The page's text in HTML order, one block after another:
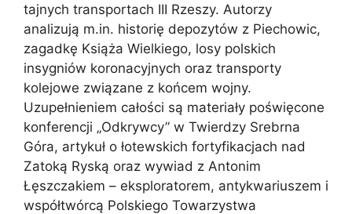
tajnych transportach III Rzeszy. Autorzy
analizują m.in. historię depozytów z Piechowic,
zagadkę Książa Wielkiego, losy polskich
insygniów koronacyjnych oraz transporty
kolejowe związane z końcem wojny.
Uzupełnieniem całości są materiały poświęcone
konferencji „Odkrywcy” w Twierdzy Srebrna
Góra, artykuł o łotewskich fortyfikacjach nad
Zatoką Ryską oraz wywiad z Antonim
Łęszczakiem – eksploratorem, antykwariuszem i
współtwórcą Polskiego Towarzystwa